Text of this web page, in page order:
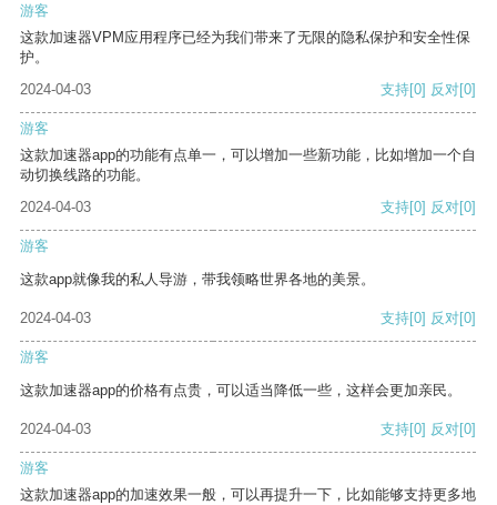
游客
这款加速器VPM应用程序已经为我们带来了无限的隐私保护和安全性保
护。
2024-04-03
支持[0] 反对[0]
游客
这款加速器app的功能有点单一，可以增加一些新功能，比如增加一个自
动切换线路的功能。
2024-04-03
支持[0] 反对[0]
游客
这款app就像我的私人导游，带我领略世界各地的美景。
2024-04-03 支持[0] 反对[0]
游客
这款加速器app的价格有点贵，可以适当降低一些，这样会更加亲民。
2024-04-03 支持[0] 反对[0]
游客
这款加速器app的加速效果一般，可以再提升一下，比如能够支持更多地